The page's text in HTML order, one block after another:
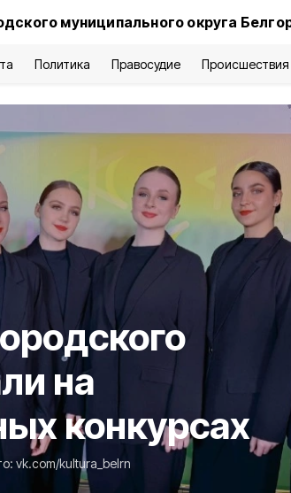
муниципального округа
Политика Правосудие Происшествия
на
конкурсах
vk.com/kultura_belrn